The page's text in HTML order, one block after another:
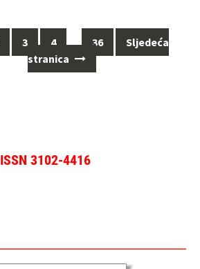
3 4 … 36
Sljedeća
stranica
ISSN 3102-4416